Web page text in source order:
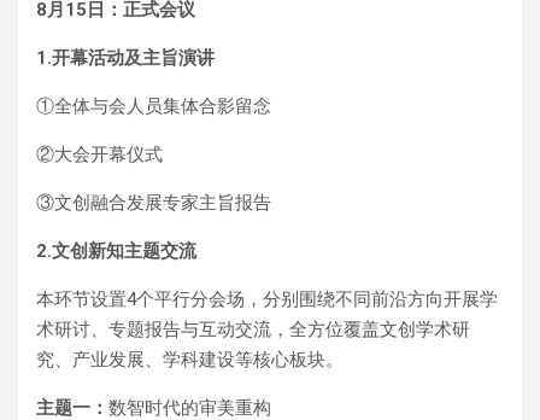
8月15日：正式会议
1.开幕活动及主旨演讲
①全体与会人员集体合影留念
②大会开幕仪式
③文创融合发展专家主旨报告
2.文创新知主题交流
本环节设置4个平行分会场，分别围绕不同前沿方向开展学
术研讨、专题报告与互动交流，全方位覆盖文创学术研
究、产业发展、学科建设等核心板块。
主题一： 数智时代的审美重构